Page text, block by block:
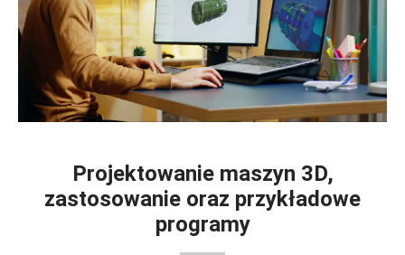
Projektowanie maszyn 3D,
zastosowanie oraz przykładowe
programy